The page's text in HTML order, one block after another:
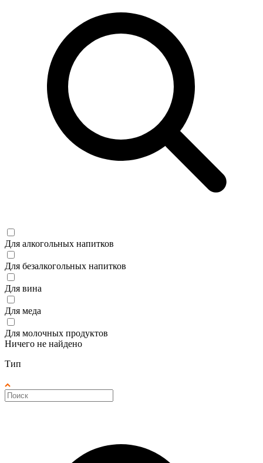
Для алкогольных напитков
Для безалкогольных напитков
Для вина
Для меда
Для молочных продуктов
Ничего не найдено
Тип